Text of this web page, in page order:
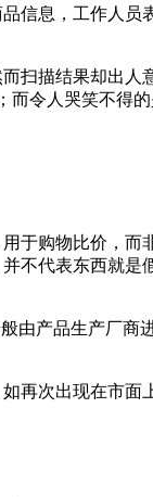
息，工作人员
扫描结果却出人
而令人哭笑不得
购物比价，而
不代表东西就是
产品生产厂商
次出现在市面